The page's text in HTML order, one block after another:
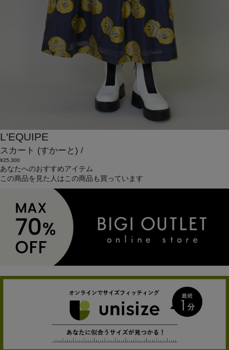
L'EQUIPE
スカート (すかーと) /
¥25,300
あなたへのおすすめアイテム
この商品を見た人はこの商品も買っています